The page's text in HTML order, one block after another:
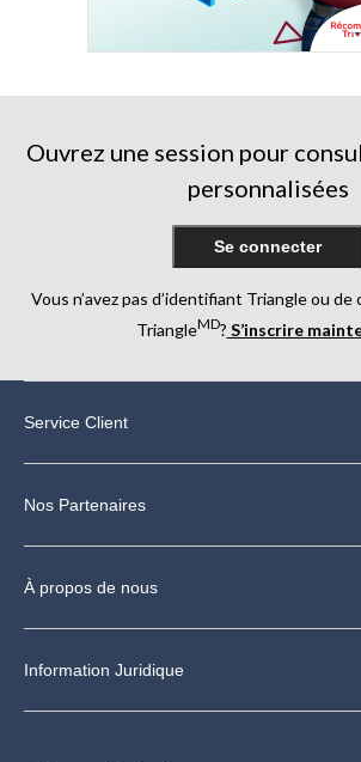
Ouvrez une session pour
personnalisées
Se connecter
Vous n’avez pas d’identifiant Triangle ou
TriangleMD? S’inscrire
Service Client
Nos Partenaires
À propos de nous
Information Juridique